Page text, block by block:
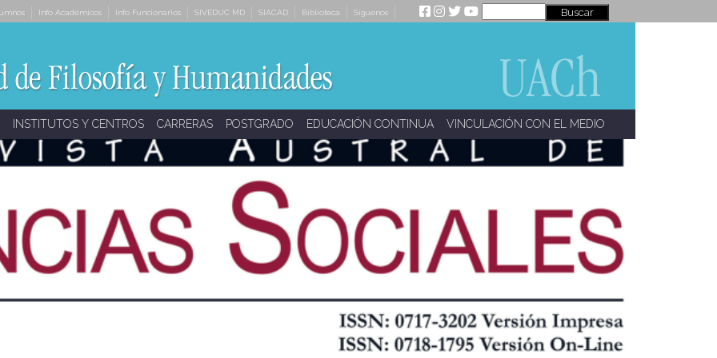
Info Académicos Info Funcionarios SIVEDUC MD SIACAD Biblioteca Síguenos
INSTITUTOS Y CENTROS CARRERAS POSTGRADO EDUCACIÓN CONTINUA VINCULACIÓN CON EL MEDIO